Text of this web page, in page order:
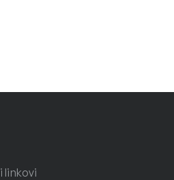
linkovi